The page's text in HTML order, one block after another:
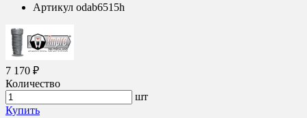
Артикул odab6515h
7 170 ₽
Количество
шт
Купить